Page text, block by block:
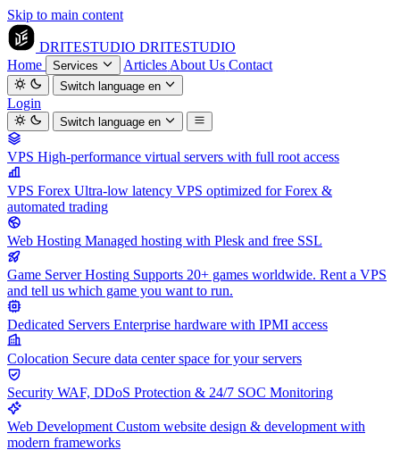
Skip to main content
DRITESTUDIO DRITESTUDIO
Home
Services Articles About Us Contact
Switch languageen
Login
Switch languageen
VPS High-performance virtual servers with full root access
VPS Forex Ultra-low latency VPS optimized for Forex &
automated trading
Web Hosting Managed hosting with Plesk and free SSL
Game Server Hosting Supports 20+ games worldwide. Rent a VPS
and tell us which game you want to run.
Dedicated Servers Enterprise hardware with IPMI access
Colocation Secure data center space for your servers
Security WAF, DDoS Protection & 24/7 SOC Monitoring
Web Development Custom website design & development with
modern frameworks